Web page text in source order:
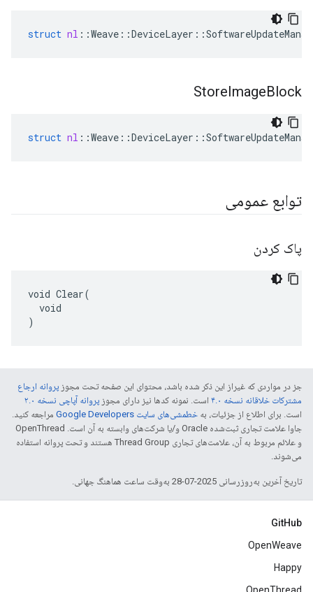
struct nl ::Weave ::DeviceLayer ::
StoreImageBlock
struct nl ::Weave ::DeviceLayer ::
توابع عمومی
پاک کردن
void Clear(
  void
)
جز در مواردی که غیراز این ذکر شده باشد، محتوای این صفحه تحت مجوز پروانه ارجاع
مشترکات خلاقانه نسخه ۴.۰
است. نمونه کدها نیز دارای مجوز پروانه آپاچی نسخه ۲.۰
است. برای اطلاع از جزئیات، به خطمشی‌های سایت Google Developers‏
مراجعه کنید.
جاوا علامت تجاری ثبت‌شده Oracle و/یا شرکت‌های وابسته به آن است. ‫OpenThread
و علائم مربوط به آن، علامت‌های تجاری Thread Group هستند و تحت پروانه استفاده
می‌شوند.
تاریخ آخرین به‌روزرسانی 2025-07-28 به‌وقت ساعت هماهنگ جهانی.
GitHub
OpenWeave
Happy